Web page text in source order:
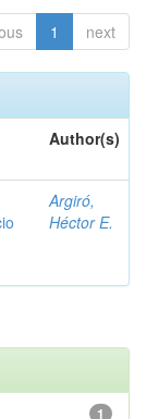
1 next
Author(s)
Argiró,
Héctor E.
1